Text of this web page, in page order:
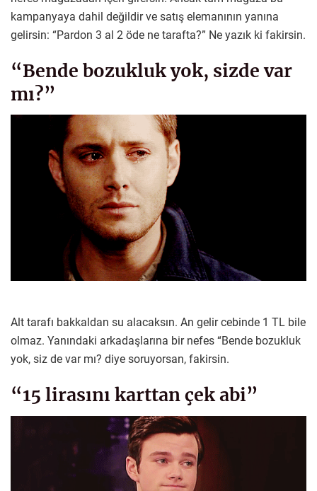
kampanyaya dahil değildir ve satış elemanının yanına
gelirsin: “Pardon 3 al 2 öde ne tarafta?” Ne yazık ki fakirsin.
“Bende bozukluk yok, sizde var
mı?”
Alt tarafı bakkaldan su alacaksın. An gelir cebinde 1 TL bile
olmaz. Yanındaki arkadaşlarına bir nefes “Bende bozukluk
yok, siz de var mı? diye soruyorsan, fakirsin.
“15 lirasını karttan çek abi”